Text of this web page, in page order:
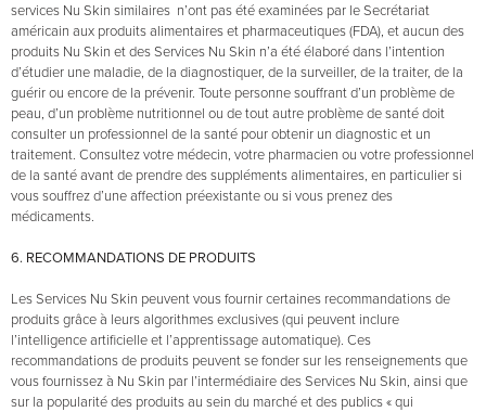
services Nu Skin similaires n’ont pas été examinées par le Secrétariat
américain aux produits alimentaires et pharmaceutiques (FDA), et aucun des
produits Nu Skin et des Services Nu Skin n’a été élaboré dans l’intention
d’étudier une maladie, de la diagnostiquer, de la surveiller, de la traiter, de la
guérir ou encore de la prévenir. Toute personne souffrant d’un problème de
peau, d’un problème nutritionnel ou de tout autre problème de santé doit
consulter un professionnel de la santé pour obtenir un diagnostic et un
traitement. Consultez votre médecin, votre pharmacien ou votre professionnel
de la santé avant de prendre des suppléments alimentaires, en particulier si
vous souffrez d’une affection préexistante ou si vous prenez des
médicaments.
6. RECOMMANDATIONS DE PRODUITS
Les Services Nu Skin peuvent vous fournir certaines recommandations de
produits grâce à leurs algorithmes exclusives (qui peuvent inclure
l’intelligence artificielle et l’apprentissage automatique). Ces
recommandations de produits peuvent se fonder sur les renseignements que
vous fournissez à Nu Skin par l’intermédiaire des Services Nu Skin, ainsi que
sur la popularité des produits au sein du marché et des publics « qui